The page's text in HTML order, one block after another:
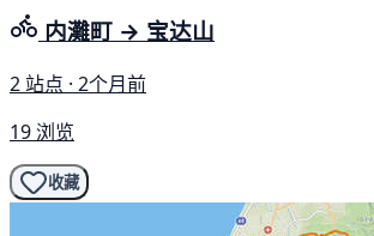
内灘町 → 宝达山
2 站点 · 2个月前
19 浏览
收藏